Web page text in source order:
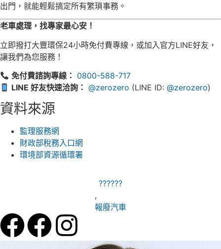
出門，就能輕鬆搞定所有繁瑣事務。
老車處理，找專家最心安！
立即撥打大豐環保24小時免付費專線，或加入官方LINE好友，
讓我們為您服務！
免付費諮詢專線： 0800-588-717
LINE 好友快速洽詢： @zerozero (LINE ID:@zerozero)
資料來源
監理服務網
財政部稅務入口網
環境部資源循環署
??????
,
報廢汽車